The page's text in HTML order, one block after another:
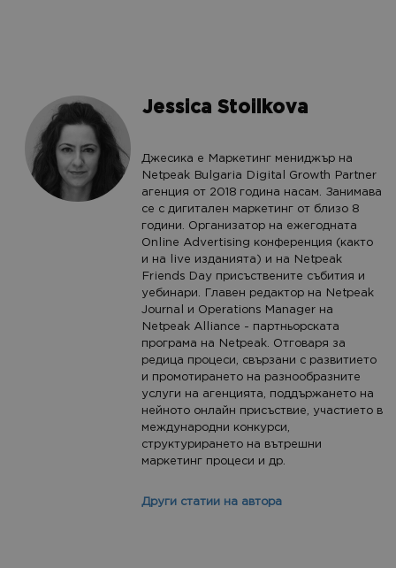
Jessica Stoilkova
Джесика е Маркетинг мениджър на
Netpeak Bulgaria Digital Growth Partner
агенция от 2018 година насам. Занимава
се с дигитален маркетинг от близо 8
години. Организатор на ежегодната
Online Advertising конференция (както
и на live изданията) и на Netpeak
Friends Day присъствените събития и
уебинари. Главен редактор на Netpeak
Journal и Operations Manager на
Netpeak Alliance - партньорската
програма на Netpeak. Отговаря за
редица процеси, свързани с развитието
и промотирането на разнообразните
услуги на агенцията, поддържането на
нейното онлайн присъствие, участието в
международни конкурси,
структурирането на вътрешни
маркетинг процеси и др.
Други статии на автора